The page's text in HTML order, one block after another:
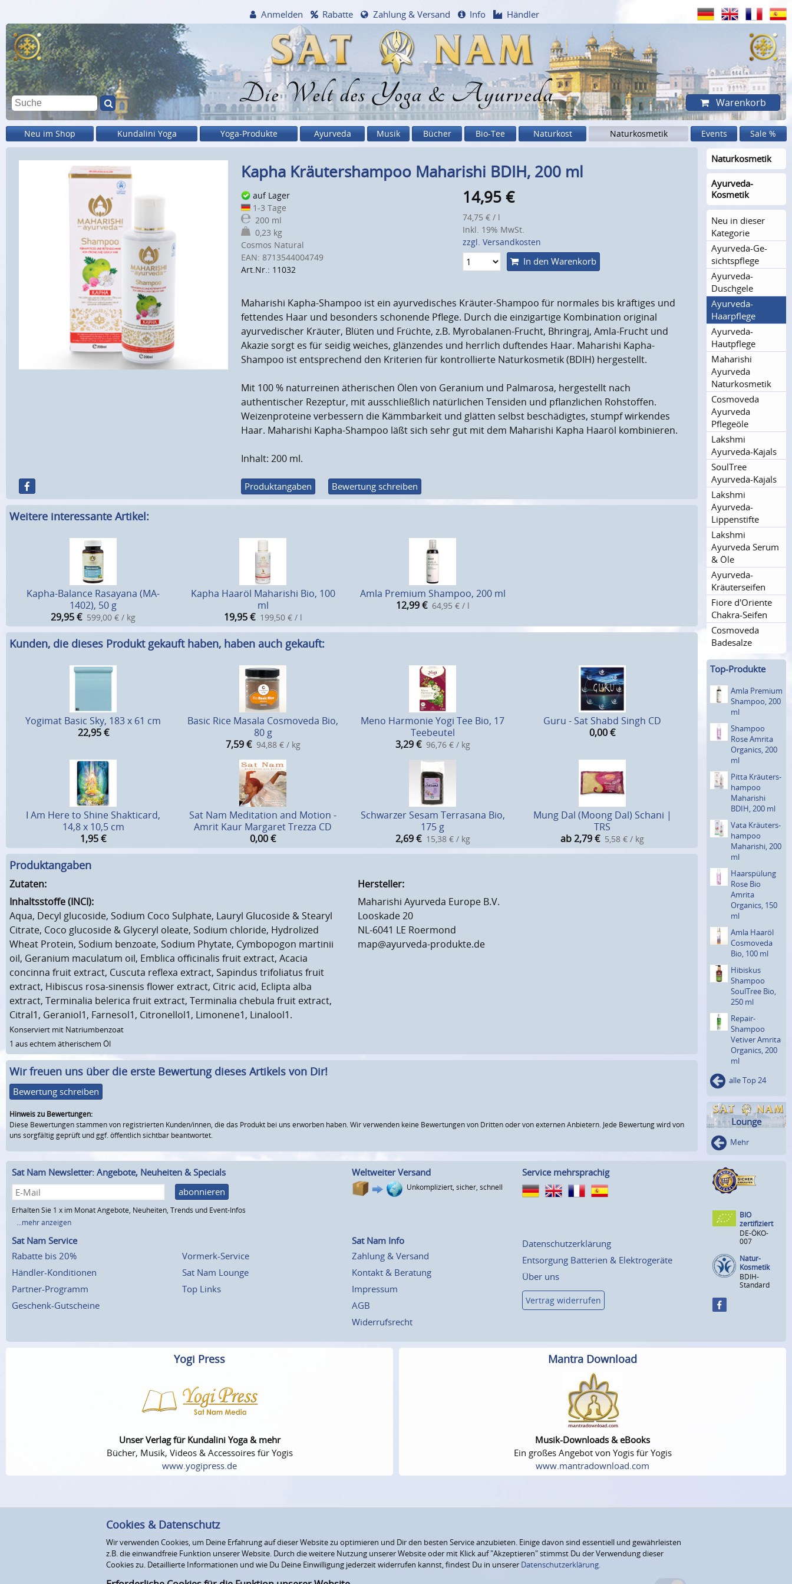
Die Welt des Yoga & Ayurveda
Anmelden Rabatte Zahlung & Versand Info Händler
Warenkorb
Neu im Shop Kundalini Yoga Yoga-Produkte Ayurveda Musik Bücher Bio-Tee Naturkost Naturkosmetik Events Sale %
Kapha Kräutershampoo Maharishi BDIH, 200 ml
auf Lager
1-3 Tage
200 ml
0,23 kg
Cosmos Natural
EAN: 8713544004749
Art.Nr.: 11032
14,95€
74,75 € / l
Inkl. 19% MwSt.
zzgl. Versandkosten
In den Warenkorb
Maharishi Kapha-Shampoo ist ein ayurvedisches Kräuter-Shampoo für normales bis kräftiges und
fettendes Haar und besonders schonende Pflege. Durch die einzigartige Kombination original
ayurvedischer Kräuter, Blüten und Früchte, z.B. Myrobalanen-Frucht, Bhringraj, Amla-Frucht und
Akazie sorgt es für seidig weiches, glänzendes und herrlich duftendes Haar. Maharishi Kapha-
Shampoo ist entsprechend den Kriterien für kontrollierte Naturkosmetik (BDIH) hergestellt.
Mit 100 % naturreinen ätherischen Ölen von Geranium und Palmarosa, hergestellt nach
authentischer Rezeptur, mit ausschließlich natürlichen Tensiden und pflanzlichen Rohstoffen.
Weizenproteine verbessern die Kämmbarkeit und glätten selbst beschädigtes, stumpf wirkendes
Haar. Maharishi Kapha-Shampoo läßt sich sehr gut mit dem Maharishi Kapha Haaröl kombinieren.
Inhalt: 200 ml.
Produktangaben Bewertung schreiben
Weitere interessante Artikel:
Kapha-Balance Rasayana (MA-
1402), 50 g
29,95€ 599,00 € / kg
Kapha Haaröl Maharishi Bio, 100
ml
19,95 € 199,50 € / l
Amla Premium Shampoo, 200 ml
12,99 € 64,95 € / l
Kunden, die dieses Produkt gekauft haben, haben auch gekauft:
Yogimat Basic Sky, 183 x 61 cm
22,95 €
Basic Rice Masala Cosmoveda Bio,
80 g
7,59 € 94,88 € / kg
Meno Harmonie Yogi Tee Bio, 17
Teebeutel
3,29 € 96,76 € / kg
Guru - Sat Shabd Singh CD
0,00€
I Am Here to Shine Shakticard,
14,8 x 10,5 cm
1,95€
Sat Nam Meditation and Motion -
Amrit Kaur Margaret Trezza CD
0,00€
Schwarzer Sesam Terrasana Bio,
175 g
2,69 € 15,38 € / kg
Mung Dal (Moong Dal) Schani |
TRS
ab 2,79€ 5,58 € / kg
Produktangaben
Zutaten:
Inhaltsstoffe (INCI):
Aqua, Decyl glucoside, Sodium Coco Sulphate, Lauryl Glucoside & Stearyl
Citrate, Coco glucoside & Glyceryl oleate, Sodium chloride, Hydrolized
Wheat Protein, Sodium benzoate, Sodium Phytate, Cymbopogon martinii
oil, Geranium maculatum oil, Emblica officinalis fruit extract, Acacia
concinna fruit extract, Cuscuta reflexa extract, Sapindus trifoliatus fruit
extract, Hibiscus rosa-sinensis flower extract, Citric acid, Eclipta alba
extract, Terminalia belerica fruit extract, Terminalia chebula fruit extract,
Citral1, Geraniol1, Farnesol1, Citronellol1, Limonene1, Linalool1.
Konserviert mit Natriumbenzoat
1 aus echtem ätherischem Öl
Hersteller:
Maharishi Ayurveda Europe B.V.
Looskade 20
NL-6041 LE Roermond
map@ayurveda-produkte.de
Wir freuen uns über die erste Bewertung dieses Artikels von Dir!
Bewertung schreiben
Hinweis zu Bewertungen:
Diese Bewertungen stammen von registrierten Kunden/innen, die das Produkt bei uns erworben haben. Wir verwenden keine Bewertungen von Dritten oder von externen Anbietern. Jede Bewertung wird von
uns sorgfältig geprüft und ggf. öffentlich sichtbar beantwortet.
Naturkosme­tik
Ayurveda-
Kosmetik
Neu in dieser
Kategorie
Ayurveda-Ge­
sichts­pflege
Ayurveda-
Duschgele
Ayurveda-
Haarpflege
Ayurveda-
Hautpflege
Maharishi
Ayurveda
Naturkosme­tik
Cosmoveda
Ayurveda
Pflegeöle
Lakshmi
Ayurveda-Kajals
SoulTree
Ayurveda-Kajals
Lakshmi
Ayurveda-
Lippenstifte
Lakshmi
Ayurveda Serum
& Öle
Ayurveda-
Kräutersei­fen
Fiore d'Oriente
Chakra-Seifen
Cosmoveda
Badesalze
Top-Produkte
Amla Premium
Shampoo, 200
ml
Shampoo
Rose Amrita
Organics, 200
ml
Pitta Kräuters­
hampoo
Maharishi
BDIH, 200 ml
Vata Kräuters­
hampoo
Maharishi, 200
ml
Haarspü­lung
Rose Bio
Amrita
Organics, 150
ml
Amla Haaröl
Cosmoveda
Bio, 100 ml
Hibiskus
Shampoo
SoulTree Bio,
250 ml
Repair-
Shampoo
Vetiver Amrita
Organics, 200
ml
alle Top 24
Lounge
Mehr
Sat Nam Newsletter: Angebote, Neuheiten & Specials
abonnieren
Erhalten Sie 1 x im Monat Angebote, Neuheiten, Trends und Event-Infos
...mehr anzeigen
Weltweiter Versand
Unkompliziert, sicher, schnell
Service mehrsprachig
Sat Nam Service
Rabatte bis 20%
Händler-Konditionen
Partner-Programm
Geschenk-Gutscheine
Vormerk-Service
Sat Nam Lounge
Top Links
Sat Nam Info
Zahlung & Versand
Kontakt & Beratung
Impressum
AGB
Widerrufsrecht
Datenschutzerklärung
Entsorgung Batterien & Elektrogeräte
Über uns
Vertrag widerrufen
BIO
zertifiziert
DE-ÖKO-
007
Natur-
Kosmetik
BDIH-
Standard
Yogi Press
Unser Verlag für Kundalini Yoga & mehr
Bücher, Musik, Videos & Accessoires für Yogis
www.yogipress.de
Mantra Download
Musik-Downloads & eBooks
Ein großes Angebot von Yogis für Yogis
www.mantradownload.com
Cookies & Datenschutz
Wir verwenden Cookies, um Deine Erfahrung auf dieser Website zu optimieren und Dir den besten Service anzubieten. Einige davon sind essentiell und gewährleisten
z.B. die einwandfreie Funktion unserer Website. Durch die weitere Nutzung unserer Website oder mit Klick auf "Akzeptieren" stimmst Du der Verwendung dieser
Cookies zu. Detaillierte Informationen und wie Du Deine Einwilligung jederzeit widerrufen kannst, findest Du in unserer Datenschutzerklärung.